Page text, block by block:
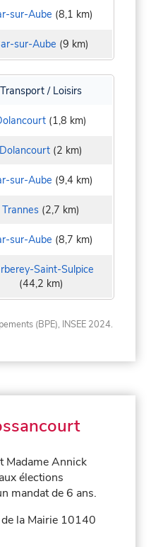
sur-Aube (8,1 km)
sur-Aube (9 km)
Transport / Loisirs
(1,8 km)
Dolancourt (2 km)
sur-Aube (9,4 km)
Trannes (2,7 km)
sur-Aube (8,7 km)
Saint-Sulpice
(44,2 km)
(BPE), INSEE 2024.
Madame Annick
élections
mandat de 6 ans.
la Mairie 10140